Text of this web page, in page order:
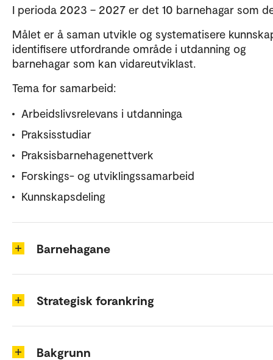
I perioda 2023 – 2027 er det 10 barnehagar som
Målet er å saman utvikle og systematisere
identifisere utfordrande område i utdanning og
barnehagar som kan vidareutviklast.
Tema for samarbeid:
Arbeidslivsrelevans i utdanninga
Praksisstudiar
Praksisbarnehagenettverk
Forskings- og utviklingssamarbeid
Kunnskapsdeling
Barnehagane
Strategisk forankring
Bakgrunn